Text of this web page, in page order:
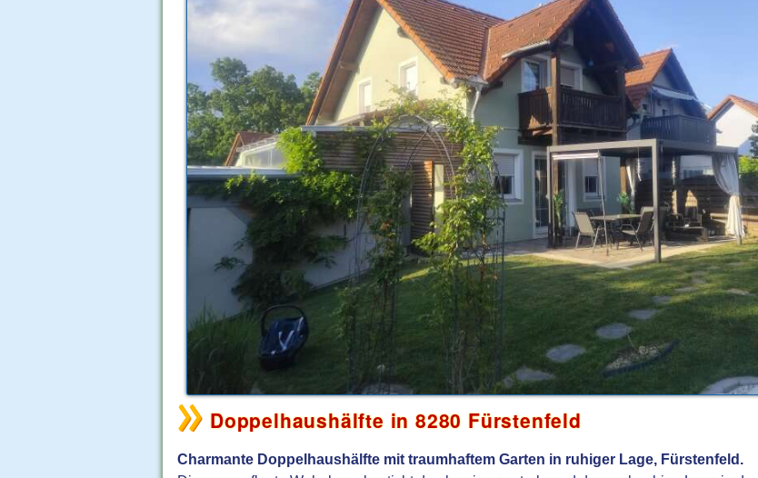
Doppelhaushälfte in 8280 Fürstenfeld
Charmante Doppelhaushälfte mit traumhaftem Garten in ruhiger Lage, Fürstenfeld.